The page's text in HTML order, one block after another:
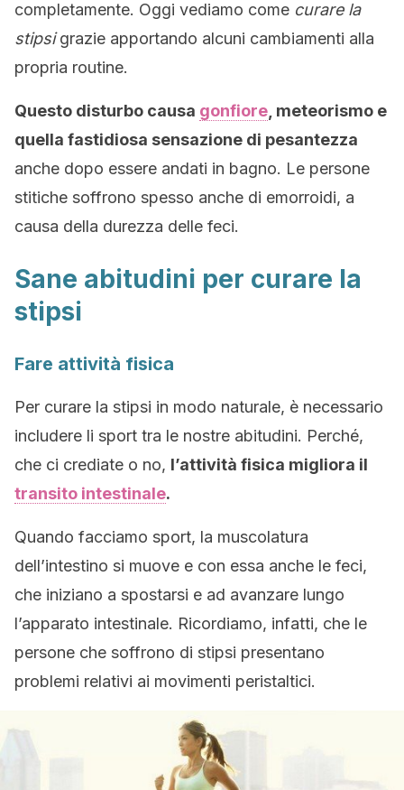
completamente. Oggi vediamo come curare la
stipsigrazie apportando alcuni cambiamenti alla
propria routine.
Questo disturbo causa gonfiore , meteorismo e
quella fastidiosa sensazione di pesantezza
anche dopo essere andati in bagno. Le persone
stitiche soffrono spesso anche di emorroidi, a
causa della durezza delle feci.
Sane abitudini per curare la
stipsi
Fare attività fisica
Per curare la stipsi in modo naturale, è necessario
includere li sport tra le nostre abitudini. Perché,
che ci crediate o no, l’attività fisica migliora il
transito intestinale.
Quando facciamo sport, la muscolatura
dell’intestino si muove e con essa anche le feci,
che iniziano a spostarsi e ad avanzare lungo
l’apparato intestinale. Ricordiamo, infatti, che le
persone che soffrono di stipsi presentano
problemi relativi ai movimenti peristaltici.